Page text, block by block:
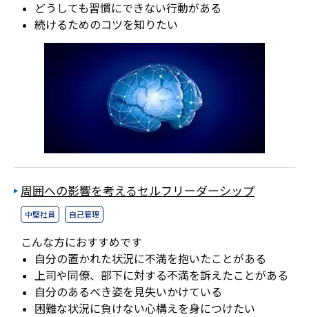
どうしても習慣にできない行動がある
続けるためのコツを知りたい
周囲への影響を考えるセルフリーダーシップ
中堅社員 自己管理
こんな方におすすめです
自分の置かれた状況に不満を抱いたことがある
上司や同僚、部下に対する不満を訴えたことがある
自分のあるべき姿を見失いかけている
困難な状況に負けない心構えを身につけたい